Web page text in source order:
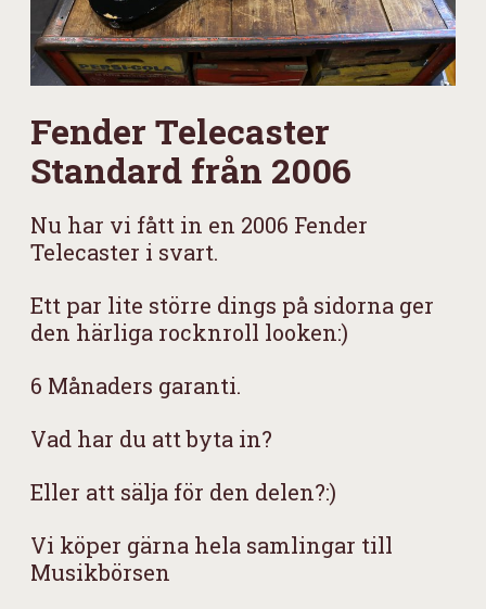
Fender Telecaster
Standard från 2006
Nu har vi fått in en 2006 Fender
Telecaster i svart.
Ett par lite större dings på sidorna ger
den härliga rocknroll looken:)
6 Månaders garanti.
Vad har du att byta in?
Eller att sälja för den delen?:)
Vi köper gärna hela samlingar till
Musikbörsen